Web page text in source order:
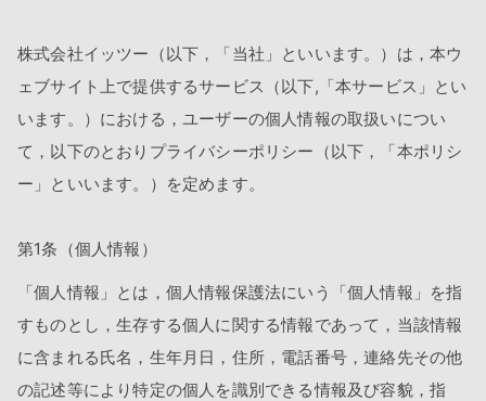
株式会社イッツー（以下，「当社」といいます。）は，本ウ
ェブサイト上で提供するサービス（以下,「本サービス」とい
います。）における，ユーザーの個人情報の取扱いについ
て，以下のとおりプライバシーポリシー（以下，「本ポリシ
ー」といいます。）を定めます。
第1条（個人情報）
「個人情報」とは，個人情報保護法にいう「個人情報」を指
すものとし，生存する個人に関する情報であって，当該情報
に含まれる氏名，生年月日，住所，電話番号，連絡先その他
の記述等により特定の個人を識別できる情報及び容貌，指